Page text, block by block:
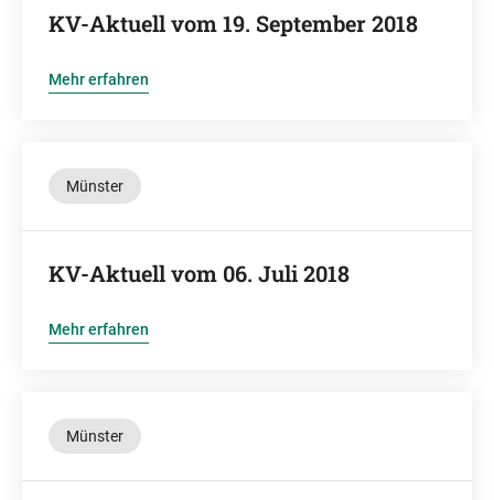
KV-Aktuell vom 19. September 2018
Mehr erfahren
Münster
KV-Aktuell vom 06. Juli 2018
Mehr erfahren
Münster